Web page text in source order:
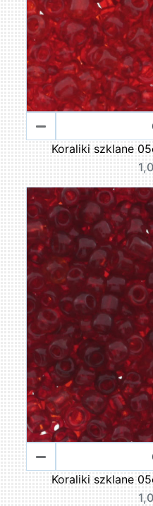
Koraliki szklane
Koraliki szklane